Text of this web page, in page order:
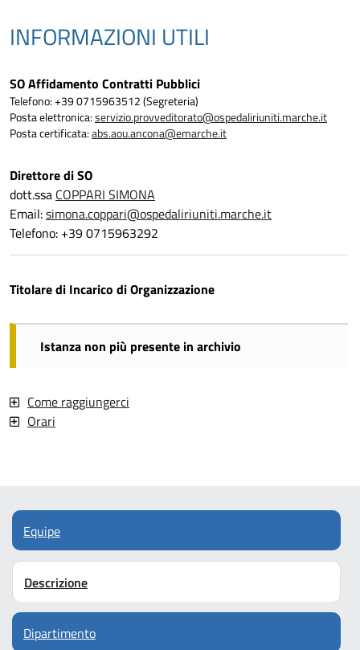
INFORMAZIONI UTILI
SO Affidamento Contratti Pubblici
Telefono: +39 0715963512 (Segreteria)
Posta elettronica:servizio.provveditorato@ospedaliriuniti.marche.it
Posta certificata:abs.aou.ancona@emarche.it
Direttore di SO
dott.ssa COPPARI SIMONA
Email:simona.coppari@ospedaliriuniti.marche.it
Telefono: +39 0715963292
Titolare di Incarico di Organizzazione
Istanza non più presente in archivio
Come raggiungerci
Orari
Equipe
Descrizione
Dipartimento